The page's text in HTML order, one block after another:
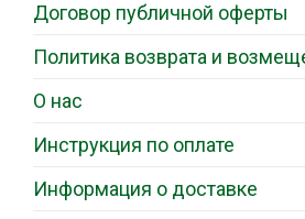
Договор публичной оферты
Политика возврата и
О нас
Инструкция по оплате
Информация о доставке